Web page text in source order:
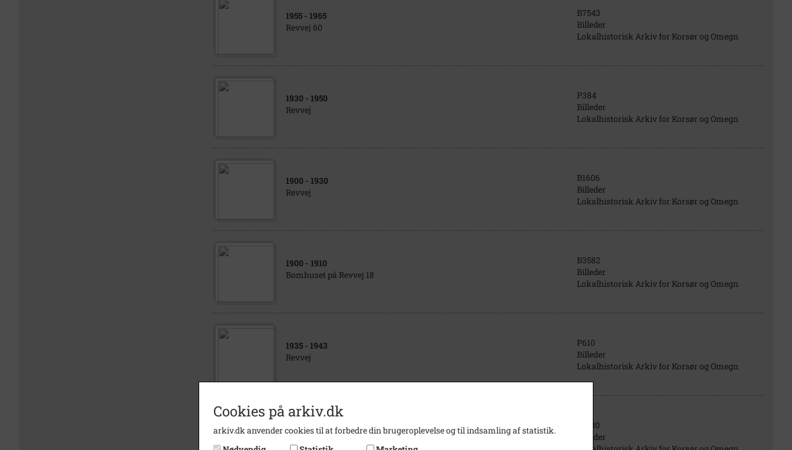
1955 - 1965
Revvej 60
B7543
Billeder
Lokalhistorisk Arkiv for Korsør og Omegn
1930 - 1950
Revvej
P384
Billeder
Lokalhistorisk Arkiv for Korsør og Omegn
1900 - 1930
Revvej
B1606
Billeder
Lokalhistorisk Arkiv for Korsør og Omegn
1900 - 1910
Bomhuset på Revvej 18
B3582
Billeder
Lokalhistorisk Arkiv for Korsør og Omegn
1935 - 1943
Revvej
P610
Billeder
Lokalhistorisk Arkiv for Korsør og Omegn
1880- 1907
B1380
Billeder
Cookies på arkiv.dk
arkiv.dk anvender cookies til at forbedre din brugeroplevelse og til indsamling af statistik.